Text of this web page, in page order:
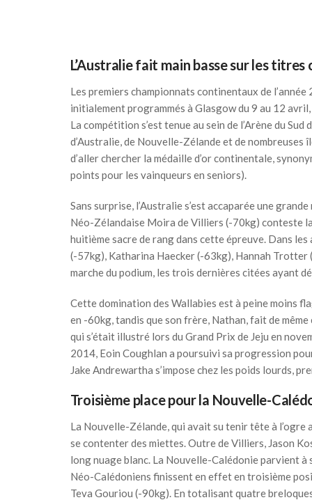
L’Australie fait main basse sur les
Les premiers championnats continentaux de
initialement programmés à Glasgow du 9 au 12
La compétition s’est tenue au sein de l’Arène du
d’Australie, de Nouvelle-Zélande et de
d’aller chercher la médaille d’or continentale,
points pour les vainqueurs en seniors).
Sans surprise, l’Australie s’est accaparée une
Néo-Zélandaise Moira de Villiers (-70kg) conteste
huitième sacre de rang dans cette épreuve. Dans
(-57kg), Katharina Haecker (-63kg), Hannah
marche du podium, les trois dernières citées ayant
Cette domination des Wallabies est à peine moins
en -60kg, tandis que son frère, Nathan, fait de
qui s’était illustré lors du Grand Prix de Jeju en
2014, Eoin Coughlan a poursuivi sa progression
Jake Andrewartha s’impose chez les poids lourds,
Troisième place pour la Nouvelle-
La Nouvelle-Zélande, qui avait su tenir tête à
se contenter des miettes. Outre de Villiers, Jason
long nuage blanc. La Nouvelle-Calédonie parvient
Néo-Calédoniens finissent en effet en troisième
Teva Gouriou (-90kg). En totalisant quatre